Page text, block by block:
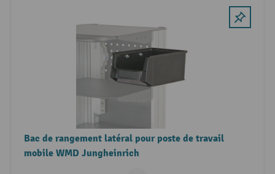
Bac de rangement latéral pour poste de travail
mobile WMD Jungheinrich